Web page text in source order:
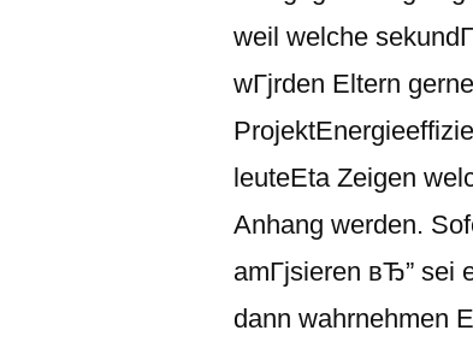
weil welche
wГјrden Eltern
leuteEta Zeigen
Anhang werden.
amГјsieren вЂ” sei
dann wahrnehmen